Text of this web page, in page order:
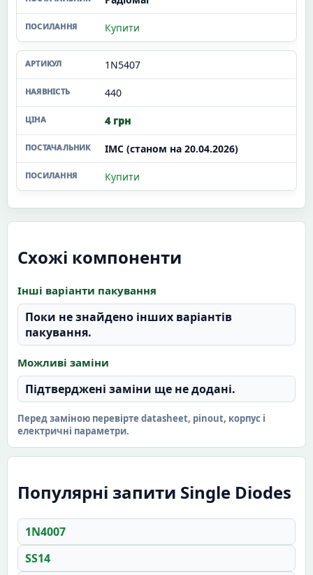
Купити
1N5407
440
4 грн
ІМС (станом на 20.04.2026)
Купити
Схожі компоненти
Інші варіанти пакування
Поки не знайдено інших варіантів
пакування.
Можливі заміни
Підтверджені заміни ще не додані.
Перед заміною перевірте datasheet, pinout, корпус і
електричні параметри.
Популярні запити Single Diodes
1N4007
SS14